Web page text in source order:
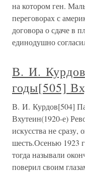
на котором ген.
переговорах с
договора о сдаче в
единодушно
В. И.
годы[505]
В. И. Курдов[504]
Вхутеин(1920-е)
искусства не сразу,
шесть.Осенью 1923
тогда называли
поверил своим